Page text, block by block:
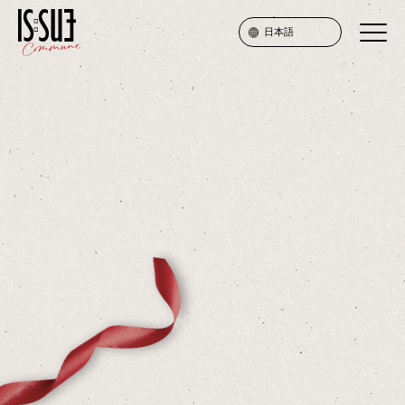
SERVICE
ATTENTION
FAQ
JOIN
日本語